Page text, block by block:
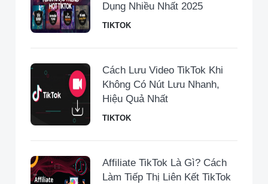
Dụng Nhiều Nhất 2025
TIKTOK
Cách Lưu Video TikTok Khi
Không Có Nút Lưu Nhanh,
Hiệu Quả Nhất
TIKTOK
Affiliate TikTok Là Gì? Cách
Làm Tiếp Thị Liên Kết TikTok